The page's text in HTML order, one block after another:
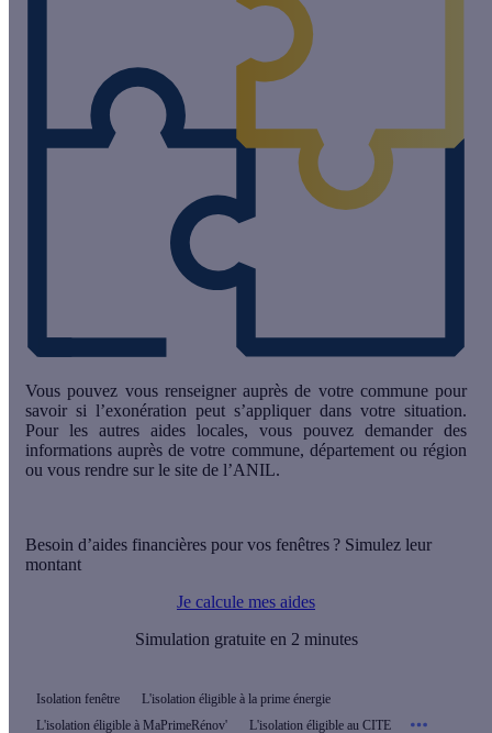
Vous pouvez vous renseigner auprès de votre commune pour
savoir si l’exonération peut s’appliquer dans votre situation.
Pour les autres aides locales, vous pouvez demander des
informations auprès de votre commune, département ou région
ou vous rendre sur le site de l’ANIL.
Besoin d’aides financières pour vos fenêtres ? Simulez leur
montant
Je calcule mes aides
Simulation gratuite en 2 minutes
Isolation fenêtre
L'isolation éligible à la prime énergie
L'isolation éligible à MaPrimeRénov'
L'isolation éligible au CITE